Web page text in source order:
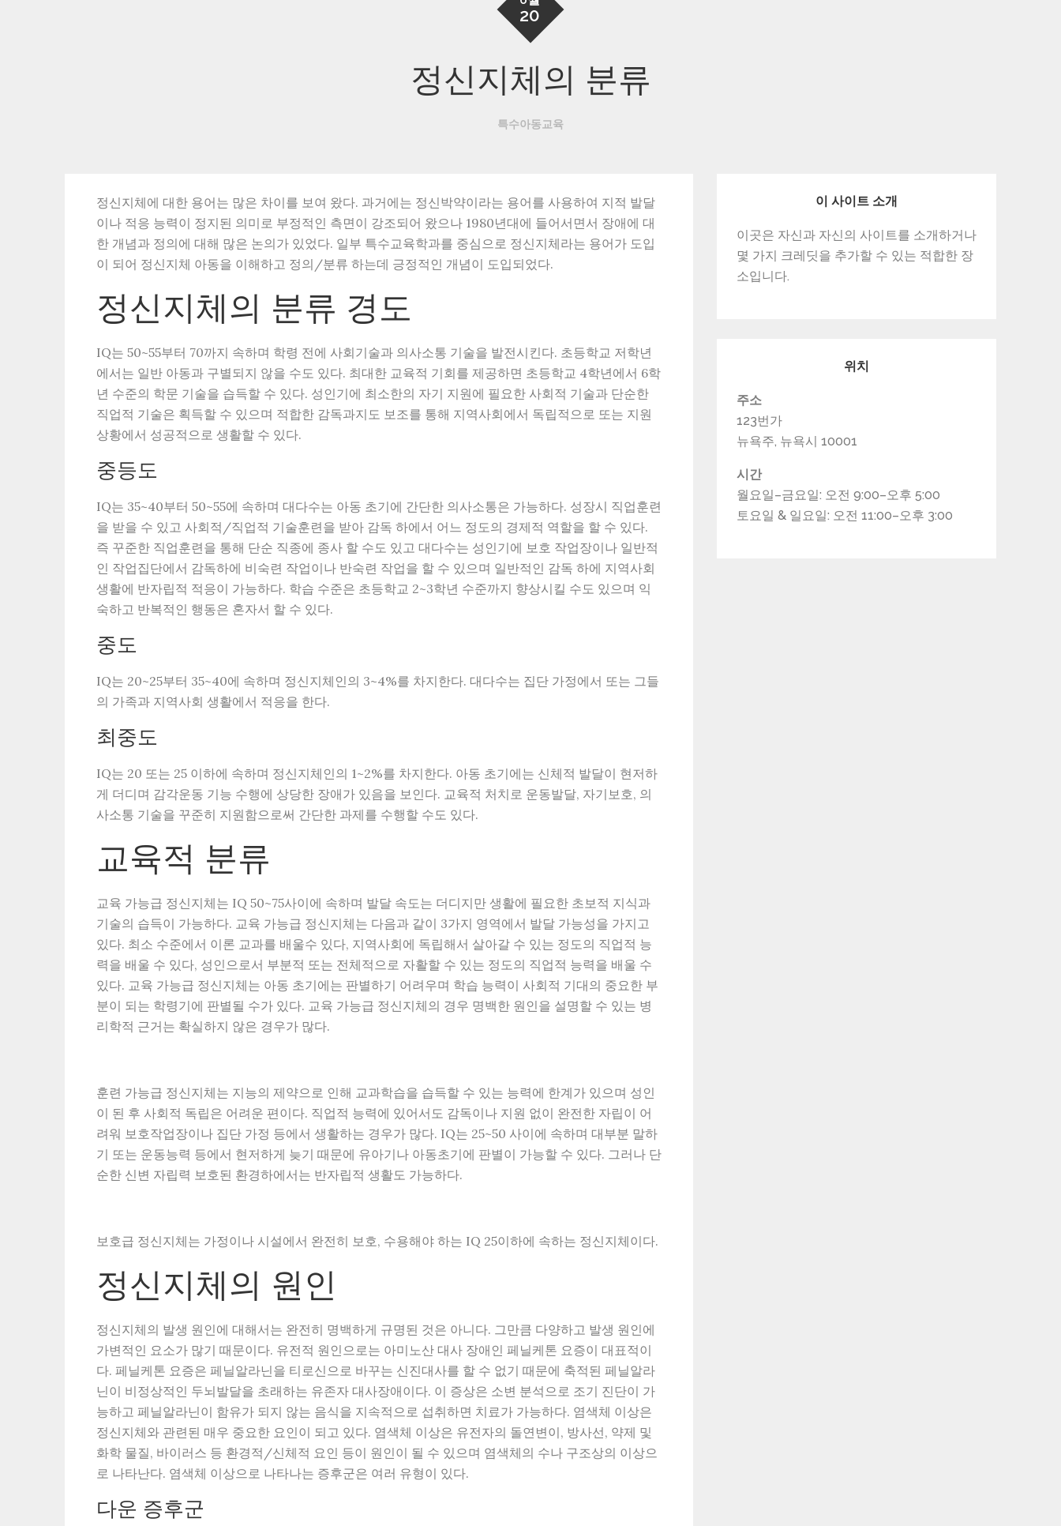
20
정신지체의 분류
특수아동교육
정신지체에 대한 용어는 많은 차이를 보여 왔다. 과거에는 정신박약이라는 용어를 사용하여 지적 발달
이나 적응 능력이 정지된 의미로 부정적인 측면이 강조되어 왔으나 1980년대에 들어서면서 장애에 대
한 개념과 정의에 대해 많은 논의가 있었다. 일부 특수교육학과를 중심으로 정신지체라는 용어가 도입
이 되어 정신지체 아동을 이해하고 정의/분류 하는데 긍정적인 개념이 도입되었다.
정신지체의 분류 경도
IQ는 50~55부터 70까지 속하며 학령 전에 사회기술과 의사소통 기술을 발전시킨다. 초등학교 저학년
에서는 일반 아동과 구별되지 않을 수도 있다. 최대한 교육적 기회를 제공하면 초등학교 4학년에서 6학
년 수준의 학문 기술을 습득할 수 있다. 성인기에 최소한의 자기 지원에 필요한 사회적 기술과 단순한
직업적 기술은 획득할 수 있으며 적합한 감독과지도 보조를 통해 지역사회에서 독립적으로 또는 지원
상황에서 성공적으로 생활할 수 있다.
중등도
IQ는 35~40부터 50~55에 속하며 대다수는 아동 초기에 간단한 의사소통은 가능하다. 성장시 직업훈련
을 받을 수 있고 사회적/직업적 기술훈련을 받아 감독 하에서 어느 정도의 경제적 역할을 할 수 있다.
즉 꾸준한 직업훈련을 통해 단순 직종에 종사 할 수도 있고 대다수는 성인기에 보호 작업장이나 일반적
인 작업집단에서 감독하에 비숙련 작업이나 반숙련 작업을 할 수 있으며 일반적인 감독 하에 지역사회
생활에 반자립적 적응이 가능하다. 학습 수준은 초등학교 2~3학년 수준까지 향상시킬 수도 있으며 익
숙하고 반복적인 행동은 혼자서 할 수 있다.
중도
IQ는 20~25부터 35~40에 속하며 정신지체인의 3~4%를 차지한다. 대다수는 집단 가정에서 또는 그들
의 가족과 지역사회 생활에서 적응을 한다.
최중도
IQ는 20 또는 25 이하에 속하며 정신지체인의 1~2%를 차지한다. 아동 초기에는 신체적 발달이 현저하
게 더디며 감각운동 기능 수행에 상당한 장애가 있음을 보인다. 교육적 처치로 운동발달, 자기보호, 의
사소통 기술을 꾸준히 지원함으로써 간단한 과제를 수행할 수도 있다.
교육적 분류
교육 가능급 정신지체는 IQ 50~75사이에 속하며 발달 속도는 더디지만 생활에 필요한 초보적 지식과
기술의 습득이 가능하다. 교육 가능급 정신지체는 다음과 같이 3가지 영역에서 발달 가능성을 가지고
있다. 최소 수준에서 이론 교과를 배울수 있다, 지역사회에 독립해서 살아갈 수 있는 정도의 직업적 능
력을 배울 수 있다, 성인으로서 부분적 또는 전체적으로 자활할 수 있는 정도의 직업적 능력을 배울 수
있다. 교육 가능급 정신지체는 아동 초기에는 판별하기 어려우며 학습 능력이 사회적 기대의 중요한 부
분이 되는 학령기에 판별될 수가 있다. 교육 가능급 정신지체의 경우 명백한 원인을 설명할 수 있는 병
리학적 근거는 확실하지 않은 경우가 많다.
훈련 가능급 정신지체는 지능의 제약으로 인해 교과학습을 습득할 수 있는 능력에 한계가 있으며 성인
이 된 후 사회적 독립은 어려운 편이다. 직업적 능력에 있어서도 감독이나 지원 없이 완전한 자립이 어
려워 보호작업장이나 집단 가정 등에서 생활하는 경우가 많다. IQ는 25~50 사이에 속하며 대부분 말하
기 또는 운동능력 등에서 현저하게 늦기 때문에 유아기나 아동초기에 판별이 가능할 수 있다. 그러나 단
순한 신변 자립력 보호된 환경하에서는 반자립적 생활도 가능하다.
보호급 정신지체는 가정이나 시설에서 완전히 보호, 수용해야 하는 IQ 25이하에 속하는 정신지체이다.
정신지체의 원인
정신지체의 발생 원인에 대해서는 완전히 명백하게 규명된 것은 아니다. 그만큼 다양하고 발생 원인에
가변적인 요소가 많기 때문이다. 유전적 원인으로는 아미노산 대사 장애인 페닐케톤 요증이 대표적이
다. 페닐케톤 요증은 페닐알라닌을 티로신으로 바꾸는 신진대사를 할 수 없기 때문에 축적된 페닐알라
닌이 비정상적인 두뇌발달을 초래하는 유존자 대사장애이다. 이 증상은 소변 분석으로 조기 진단이 가
능하고 페닐알라닌이 함유가 되지 않는 음식을 지속적으로 섭취하면 치료가 가능하다. 염색체 이상은
정신지체와 관련된 매우 중요한 요인이 되고 있다. 염색체 이상은 유전자의 돌연변이, 방사선, 약제 및
화학 물질, 바이러스 등 환경적/신체적 요인 등이 원인이 될 수 있으며 염색체의 수나 구조상의 이상으
로 나타난다. 염색체 이상으로 나타나는 증후군은 여러 유형이 있다.
다운 증후군
이 사이트 소개
이곳은 자신과 자신의 사이트를 소개하거나
몇 가지 크레딧을 추가할 수 있는 적합한 장
소입니다.
위치
주소
123번가
뉴욕주, 뉴욕시 10001
시간
월요일–금요일: 오전 9:00–오후 5:00
토요일 & 일요일: 오전 11:00–오후 3:00